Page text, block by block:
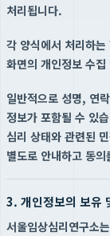
처리됩니다.
각 양식에서 처리하
화면의 개인정보 수
일반적으로 성명, 연
정보가 포함될 수 있
심리 상태와 관련된
별도로 안내하고 동
3. 개인정보의 보유
서울임상심리연구소